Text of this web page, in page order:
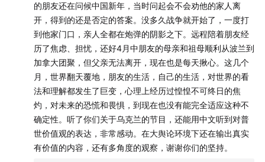
在这期节目里，你将听到两个部分的分享。第一部分是主
播与俄罗斯观察家路尘的对谈。第二部分是在乌克兰做志
愿者的中国留学生柯义的自述。
【本期嘉宾】
路尘，俄罗斯观察家（微博：@路尘_把名字改短）
柯义，在乌克兰的中国留学生（微博：柯义就是柯义 |
Douyin：caleb86 | 公主号：画童话的原一）
的朋友还在问候中国新年，当时问起会不会劝他的家人离
开，得到的还是否定的答案。没多久战争就开始了，一度打
到他家门口，亲人全都在炮弹的阴影之下。远程陪着朋友经
历了焦虑、担忧，还好4月中朋友的母亲和祖母顺利从波兰到
加拿大团聚，但父亲无法离开，现在也是每天揪心。这几个
月，世界翻天覆地，朋友的生活，自己的生活，对世界的看
法和理解都发生了巨变，心理上经历过惶惶不可终日的焦
灼，对未来的恐慌和畏惧，到现在也没有能完全适应这种不
确定性。听了你们关于乌克兰的节目，还能用中文听到对普
世价值观的表达，非常感动。在大舆论环境下还在输出真实
有价值的内容，还有多角度的观察，谢谢你们的坚持。